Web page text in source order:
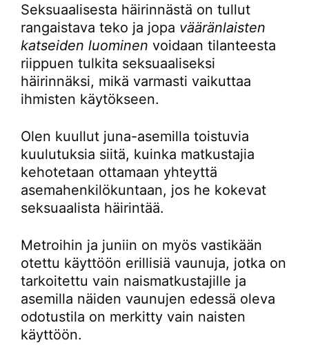
Seksuaalisesta häirinnästä on tullut
rangaistava teko ja jopa vääränlaisten
katseiden luominen voidaan tilanteesta
riippuen tulkita seksuaaliseksi
häirinnäksi, mikä varmasti vaikuttaa
ihmisten käytökseen.
Olen kuullut juna-asemilla toistuvia
kuulutuksia siitä, kuinka matkustajia
kehotetaan ottamaan yhteyttä
asemahenkilökuntaan, jos he kokevat
seksuaalista häirintää.
Metroihin ja juniin on myös vastikään
otettu käyttöön erillisiä vaunuja, jotka on
tarkoitettu vain naismatkustajille ja
asemilla näiden vaunujen edessä oleva
odotustila on merkitty vain naisten
käyttöön.